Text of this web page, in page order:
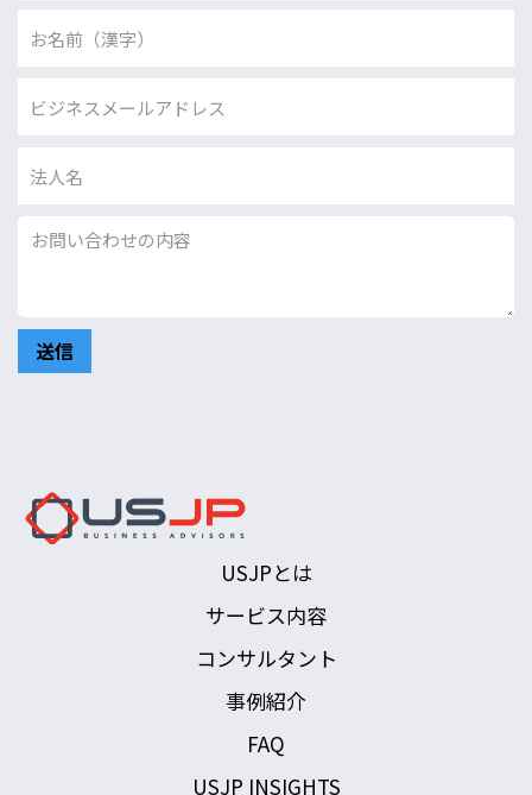
USJPとは
サービス内容
コンサルタント
事例紹介
FAQ
USJP INSIGHTS